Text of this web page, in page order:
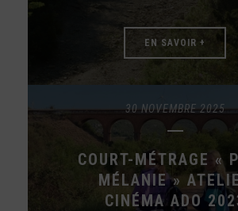
EN SAVOIR +
30 NOVEMBRE 2025
COURT-MÉTRAGE «
MÉLANIE »
CINÉMA ADO